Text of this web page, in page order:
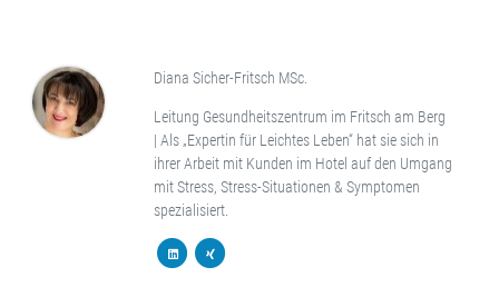
Diana Sicher-Fritsch MSc.
Leitung Gesundheitszentrum im Fritsch am Berg
| Als „Expertin für Leichtes Leben“ hat sie sich in
ihrer Arbeit mit Kunden im Hotel auf den Umgang
mit Stress, Stress-Situationen & Symptomen
spezialisiert.